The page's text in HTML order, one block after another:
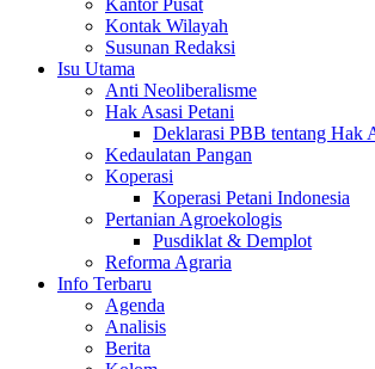
Kantor Pusat
Kontak Wilayah
Susunan Redaksi
Isu Utama
Anti Neoliberalisme
Hak Asasi Petani
Deklarasi PBB tentang Hak
Kedaulatan Pangan
Koperasi
Koperasi Petani Indonesia
Pertanian Agroekologis
Pusdiklat & Demplot
Reforma Agraria
Info Terbaru
Agenda
Analisis
Berita